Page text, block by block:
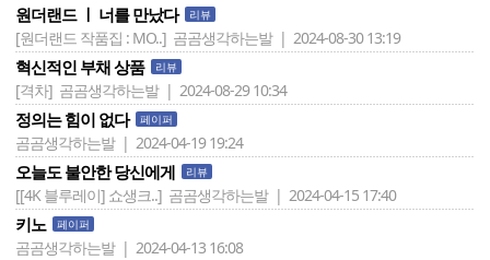
원더랜드 ㅣ 너를 만났다 리뷰
[원더랜드 작품집 : MO..] 곰곰생각하는발 | 2024-08-30 13:19
혁신적인 부채 상품 리뷰
[격차] 곰곰생각하는발 | 2024-08-29 10:34
정의는 힘이 없다 페이퍼
곰곰생각하는발 | 2024-04-19 19:24
오늘도 불안한 당신에게 리뷰
[[4K 블루레이] 쇼생크..] 곰곰생각하는발 | 2024-04-15 17:40
키노 페이퍼
곰곰생각하는발 | 2024-04-13 16:08